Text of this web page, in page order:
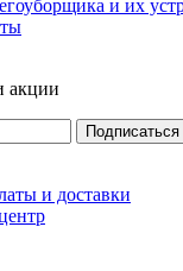
и их
акции
Подписаться
и доставки